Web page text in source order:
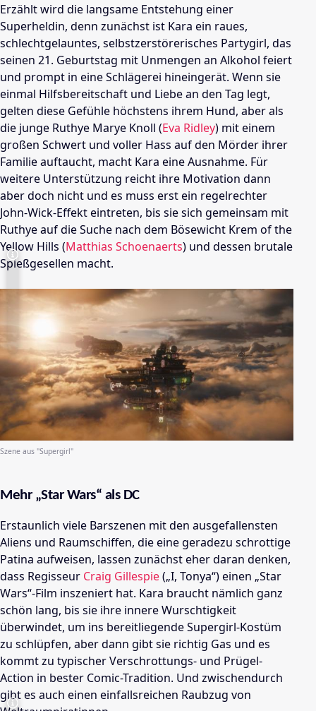
Erzählt wird die langsame Entstehung einer
Superheldin, denn zunächst ist Kara ein raues,
schlechtgelauntes, selbstzerstörerisches Partygirl, das
seinen 21. Geburtstag mit Unmengen an Alkohol feiert
und prompt in eine Schlägerei hineingerät. Wenn sie
einmal Hilfsbereitschaft und Liebe an den Tag legt,
gelten diese Gefühle höchstens ihrem Hund, aber als
die junge Ruthye Marye Knoll (Eva Ridley) mit einem
großen Schwert und voller Hass auf den Mörder ihrer
Familie auftaucht, macht Kara eine Ausnahme. Für
weitere Unterstützung reicht ihre Motivation dann
aber doch nicht und es muss erst ein regelrechter
John-Wick-Effekt eintreten, bis sie sich gemeinsam mit
Ruthye auf die Suche nach dem Bösewicht Krem of the
Yellow Hills (Matthias Schoenaerts) und dessen brutale
Spießgesellen macht.
Szene aus "Supergirl"
Mehr „Star Wars“ als DC
Erstaunlich viele Barszenen mit den ausgefallensten
Aliens und Raumschiffen, die eine geradezu schrottige
Patina aufweisen, lassen zunächst eher daran denken,
dass Regisseur Craig Gillespie(„I, Tonya“) einen „Star
Wars“-Film inszeniert hat. Kara braucht nämlich ganz
schön lang, bis sie ihre innere Wurschtigkeit
überwindet, um ins bereitliegende Supergirl-Kostüm
zu schlüpfen, aber dann gibt sie richtig Gas und es
kommt zu typischer Verschrottungs- und Prügel-
Action in bester Comic-Tradition. Und zwischendurch
gibt es auch einen einfallsreichen Raubzug von